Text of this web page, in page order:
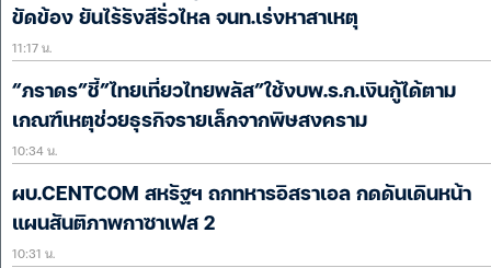
ขัดข้อง ยันไร้รังสีรั่วไหล จนท.เร่งหาสาเหตุ
11:17 น.
“ภราดร”ชี้”ไทยเที่ยวไทยพลัส”ใช้งบพ.ร.ก.เงินกู้ได้ตาม
เกณฑ์เหตุช่วยธุรกิจรายเล็กจากพิษสงคราม
10:34 น.
ผบ.CENTCOM สหรัฐฯ ถกทหารอิสราเอล กดดันเดินหน้า
แผนสันติภาพกาซาเฟส 2
10:31 น.